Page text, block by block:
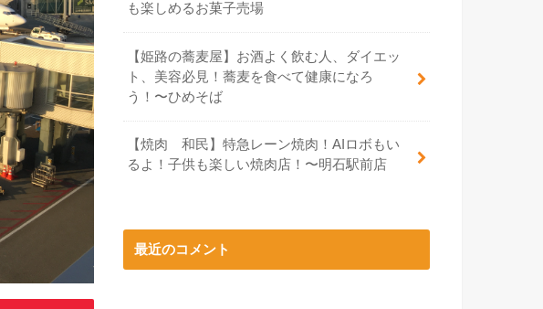
も楽しめるお菓子売場
【姫路の蕎麦屋】お酒よく飲む人、ダイエッ
ト、美容必見！蕎麦を食べて健康になろ
う！〜ひめそば
【焼肉 和民】特急レーン焼肉！AIロボもい
るよ！子供も楽しい焼肉店！〜明石駅前店
最近のコメント